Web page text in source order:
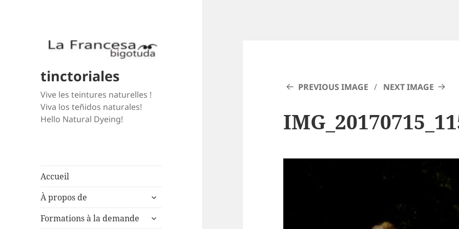
tinctoriales
Vive les teintures naturelles !
Viva los teñidos naturales!
Hello Natural Dyeing!
Accueil
À propos de
expand
menu
Formations à la demande
expand
PREVIOUS IMAGE NEXT IMAGE